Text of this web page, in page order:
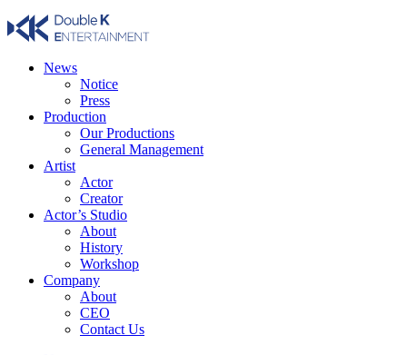
Skip
to
News
Notice
Press
Production
Our Productions
General Management
Artist
Actor
Creator
Actor’s Studio
About
History
Workshop
Company
About
CEO
Contact Us